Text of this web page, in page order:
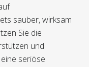
sauber, wirksam
Sie die
und
seriöse